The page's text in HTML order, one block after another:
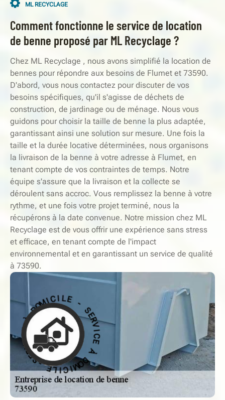
ML RECYCLAGE
Comment fonctionne le service de location
de benne proposé par ML Recyclage ?
Chez ML Recyclage , nous avons simplifié la location de
bennes pour répondre aux besoins de Flumet et 73590.
D'abord, vous nous contactez pour discuter de vos
besoins spécifiques, qu'il s'agisse de déchets de
construction, de jardinage ou de ménage. Nous vous
guidons pour choisir la taille de benne la plus adaptée,
garantissant ainsi une solution sur mesure. Une fois la
taille et la durée locative déterminées, nous organisons
la livraison de la benne à votre adresse à Flumet, en
tenant compte de vos contraintes de temps. Notre
équipe s'assure que la livraison et la collecte se
déroulent sans accroc. Vous remplissez la benne à votre
rythme, et une fois votre projet terminé, nous la
récupérons à la date convenue. Notre mission chez ML
Recyclage est de vous offrir une expérience sans stress
et efficace, en tenant compte de l'impact
environnemental et en garantissant un service de qualité
à 73590.
S
E
R
V
I
C
E
À
D
O
M
I
C
ILE - SE R
VI
C
E
À
D
O
M
I
C
I
L
E
-